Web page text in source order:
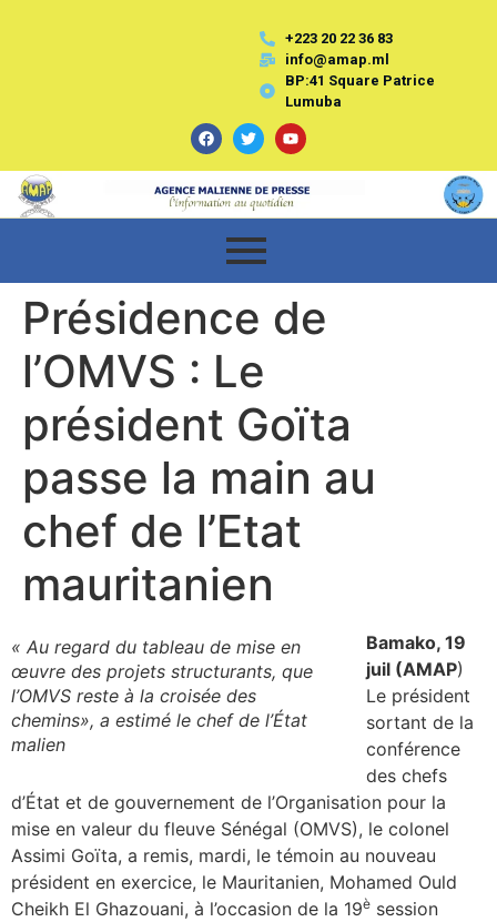
+223 20 22 36 83
info@amap.ml
BP:41 Square Patrice
Lumuba
Présidence de
l’OMVS : Le
président Goïta
passe la main au
chef de l’Etat
mauritanien
« Au regard du tableau de mise en
œuvre des projets structurants, que
l’OMVS reste à la croisée des
chemins», a estimé le chef de l’État
malien
Bamako, 19
juil (AMAP)
Le président
sortant de la
conférence
des chefs
d’État et de gouvernement de l’Organisation pour la
mise en valeur du fleuve Sénégal (OMVS), le colonel
Assimi Goïta, a remis, mardi, le témoin au nouveau
président en exercice, le Mauritanien, Mohamed Ould
Cheikh El Ghazouani, à l’occasion de la 19è session